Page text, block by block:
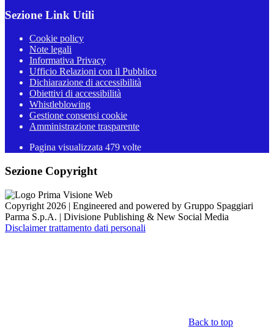
Sezione Link Utili
Cookie policy
Note legali
Informativa Privacy
Ufficio Relazioni con il Pubblico
Dichiarazione di accessibilità
Obiettivi di accessibilità
Whistleblowing
Gestione consensi cookie
Amministrazione trasparente
Pagina visualizzata 479 volte
Sezione Copyright
Copyright 2026 | Engineered and powered by Gruppo Spaggiari
Parma S.p.A. | Divisione Publishing & New Social Media
Disclaimer trattamento dati personali
Back to top